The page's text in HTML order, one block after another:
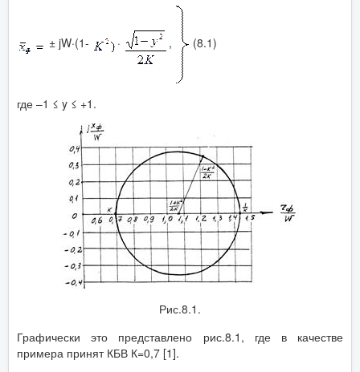
± jW·(1- · , (8.1)
где –1 ≤ y ≤ +1.
Рис.8.1.
Графически это представлено рис.8.1, где в качестве
примера принят КБВ К=0,7 [1].